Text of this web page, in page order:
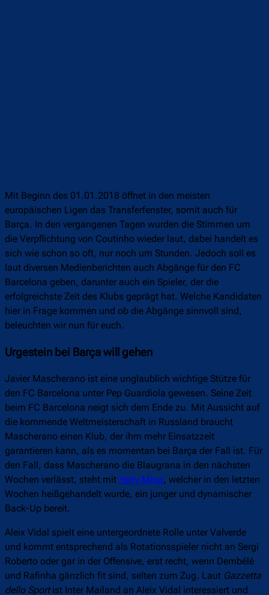
Mit Beginn des 01.01.2018 öffnet in den meisten
europäischen Ligen das Transferfenster, somit auch für
Barça. In den vergangenen Tagen wurden die Stimmen um
die Verpflichtung von Coutinho wieder laut, dabei handelt es
sich wie schon so oft, nur noch um Stunden. Jedoch soll es
laut diversen Medienberichten auch Abgänge für den FC
Barcelona geben, darunter auch ein Spieler, der die
erfolgreichste Zeit des Klubs geprägt hat. Welche Kandidaten
hier in Frage kommen und ob die Abgänge sinnvoll sind,
beleuchten wir nun für euch.
Urgestein bei Barça will gehen
Javier Mascherano ist eine unglaublich wichtige Stütze für
den FC Barcelona unter Pep Guardiola gewesen. Seine Zeit
beim FC Barcelona neigt sich dem Ende zu. Mit Aussicht auf
die kommende Weltmeisterschaft in Russland braucht
Mascherano einen Klub, der ihm mehr Einsatzzeit
garantieren kann, als es momentan bei Barça der Fall ist. Für
den Fall, dass Mascherano die Blaugrana in den nächsten
Wochen verlässt, steht mit Yerry Mina, welcher in den letzten
Wochen heißgehandelt wurde, ein junger und dynamischer
Back-Up bereit.
Aleix Vidal spielt eine untergeordnete Rolle unter Valverde
und kommt entsprechend als Rotationsspieler nicht an Sergi
Roberto oder gar in der Offensive, erst recht, wenn Dembélé
und Rafinha gänzlich fit sind, selten zum Zug. Laut Gazzetta
dello Sportist Inter Mailand an Aleix Vidal interessiert und